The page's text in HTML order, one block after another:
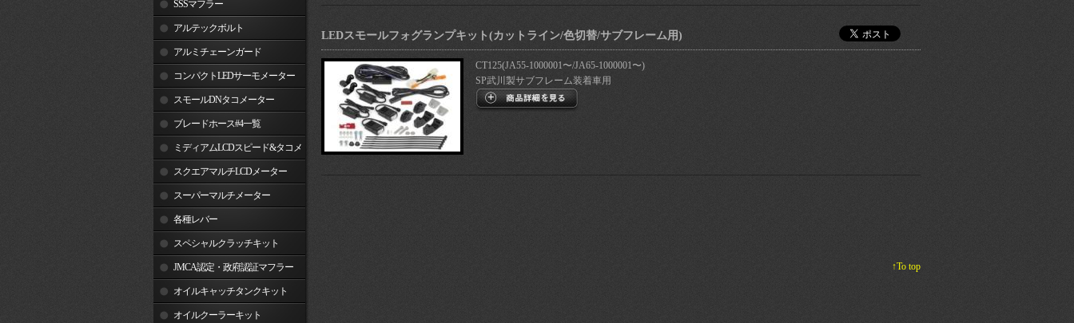
SSSマフラー
アルテックボルト
アルミチェーンガード
コンパクトLEDサーモメーター
スモールDNタコメーター
ブレードホース#4一覧
ミディアムLCDスピード&タコメ
ータースクエアマルチLCDメーター
スーパーマルチメーター
各種レバー
スペシャルクラッチキット
JMCA認定・政府認証マフラー
オイルキャッチタンクキット
オイルクーラーキット
LEDスモールフォグランプキット(カットライン/色切替/サブフレーム用)
CT125(JA55-1000001〜/JA65-1000001〜)
SP武川製サブフレーム装着車用
↑To top